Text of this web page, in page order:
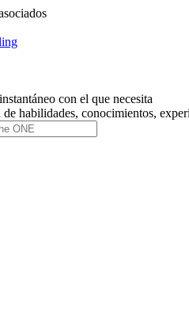
con el que necesita
de habilidades, conocimientos,